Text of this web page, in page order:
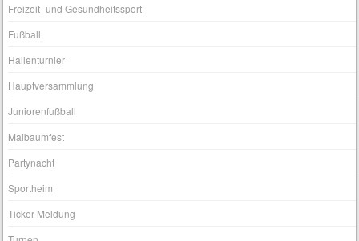
Freizeit- und Gesundheitssport
Fußball
Hallenturnier
Hauptversammlung
Juniorenfußball
Maibaumfest
Partynacht
Sportheim
Ticker-Meldung